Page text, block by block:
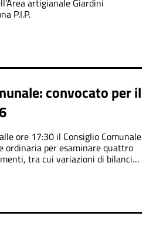
artigianale Giardini
P.I.P.
convocato per il
ore 17:30 il Consiglio Comunale
ordinaria per esaminare quattro
tra cui variazioni di bilancio,
2026-2031 e regolamento sulle